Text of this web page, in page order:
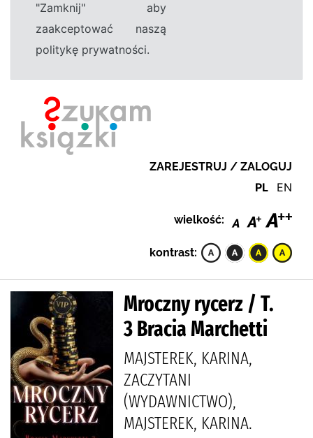
"Zamknij" aby
zaakceptować naszą
politykę prywatności.
ZAREJESTRUJ / ZALOGUJ
PL EN
wielkość:
kontrast:
Mroczny rycerz / T.
3 Bracia Marchetti
MAJSTEREK, KARINA,
ZACZYTANI
(WYDAWNICTWO),
MAJSTEREK, KARINA.